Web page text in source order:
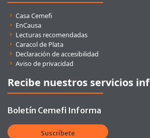
Enlaces rápidos
Casa Cemefi
EnCausa
Lecturas recomendadas
Caracol de Plata
Declaración de accesibilidad
Aviso de privacidad
Recibe nuestros servicios
Boletín Cemefi Informa
Suscríbete